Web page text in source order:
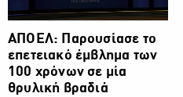
ΑΠΟΕΛ: Παρουσίασε το
επετειακό έμβλημα των
100 χρόνων σε μία
θρυλική βραδιά